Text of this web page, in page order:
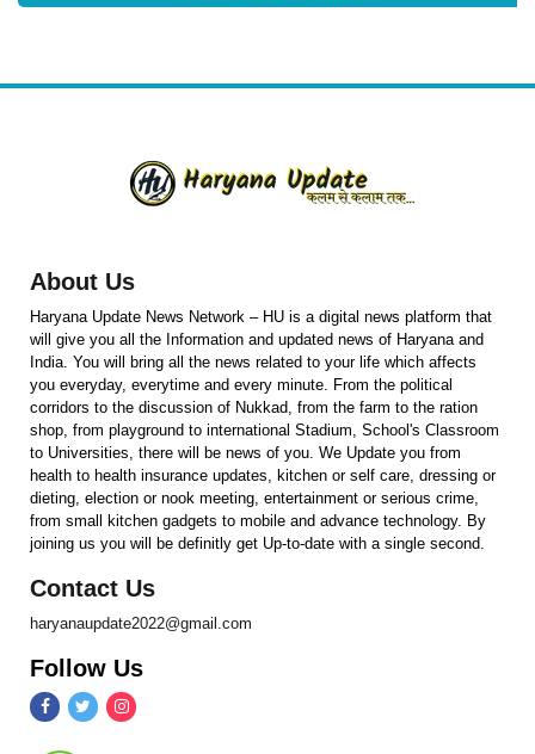
About Us
Haryana Update News Network – HU is a digital news platform that
will give you all the Information and updated news of Haryana and
India. You will bring all the news related to your life which affects
you everyday, everytime and every minute. From the political
corridors to the discussion of Nukkad, from the farm to the ration
shop, from playground to international Stadium, School's Classroom
to Universities, there will be news of you. We Update you from
health to health insurance updates, kitchen or self care, dressing or
dieting, election or nook meeting, entertainment or serious crime,
from small kitchen gadgets to mobile and advance technology. By
joining us you will be definitly get Up-to-date with a single second.
Contact Us
haryanaupdate2022@gmail.com
Follow Us